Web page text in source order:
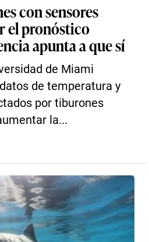
con sensores
el pronóstico
apunta a que sí
de Miami
de temperatura y
por tiburones
la...